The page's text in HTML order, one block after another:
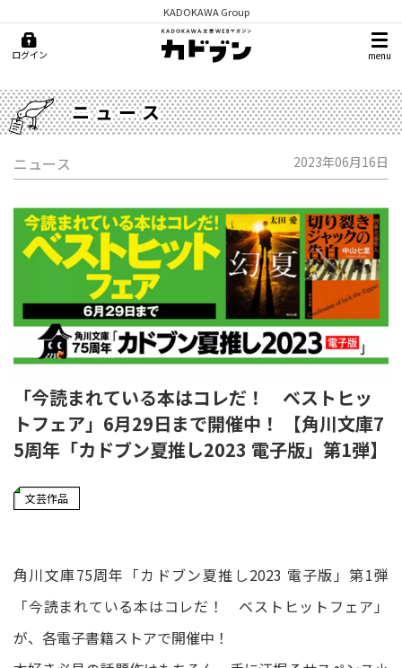
KADOKAWA Group
ログイン menu
ニュース
ニュース 2023年06月16日
「今読まれている本はコレだ！ ベストヒッ
トフェア」6月29日まで開催中！ 【角川文庫7
5周年「カドブン夏推し2023 電子版」第1弾】
文芸作品
角川文庫75周年「カドブン夏推し2023 電子版」第1弾
「今読まれている本はコレだ！ ベストヒットフェア」
が、各電子書籍ストアで開催中！